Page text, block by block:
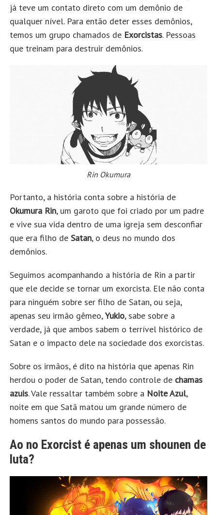
já teve um contato direto com um demônio de
qualquer nível. Para então deter esses demônios,
temos um grupo chamados de Exorcistas. Pessoas
que treinam para destruir demônios.
Rin Okumura
Portanto, a história conta sobre a história de
Okumura Rin, um garoto que foi criado por um padre
e vive sua vida dentro de uma igreja sem desconfiar
que era filho de Satan, o deus no mundo dos
demônios.
Seguimos acompanhando a história de Rin a partir
que ele decide se tornar um exorcista. Ele não conta
para ninguém sobre ser filho de Satan, ou seja,
apenas seu irmão gêmeo,Yukio, sabe sobre a
verdade, já que ambos sabem o terrível histórico de
Satan e o impacto dele na sociedade dos exorcistas.
Sobre os irmãos, é dito na história que apenas Rin
herdou o poder de Satan, tendo controle de chamas
azuis. Vale ressaltar também sobre a Noite Azul,
noite em que Satã matou um grande número de
homens santos do mundo para possessão.
Ao no Exorcist é apenas um shounen de
luta?